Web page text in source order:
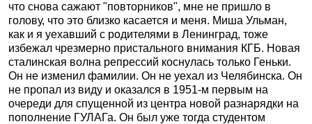
что снова сажают "повторников", мне не пришло в
голову, что это близко касается и меня. Миша Ульман,
как и я уехавший с родителями в Ленинград, тоже
избежал чрезмерно пристального внимания КГБ. Новая
сталинская волна репрессий коснулась только Геньки.
Он не изменил фамилии. Он не уехал из Челябинска. Он
не пропал из виду и оказался в 1951-м первым на
очереди для спущенной из центра новой разнарядки на
пополнение ГУЛАГа. Он был уже тогда студентом